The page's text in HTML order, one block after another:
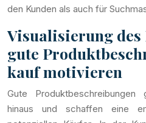
den Kunden als auch für
Visualisierung des
gute
kauf motivieren
Gute
hinaus und schaffen eine